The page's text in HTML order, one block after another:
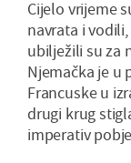
Cijelo vrijeme
navrata i
ubilježili su za
Njemačka je u
Francuske u
drugi krug
imperativ